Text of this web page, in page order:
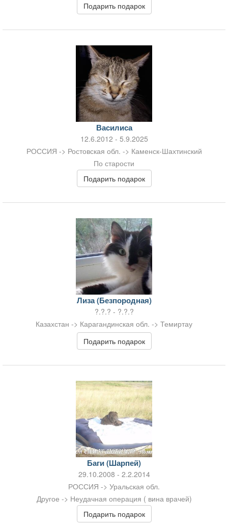
Подарить подарок
Василиса
12.6.2012 - 5.9.2025
РОССИЯ -> Ростовская обл. -> Каменск-Шахтинский
По старости
Подарить подарок
Лиза (Безпородная)
?.?.? - ?.?.?
Казахстан -> Карагандинская обл. -> Темиртау
Подарить подарок
Баги (Шарпей)
29.10.2008 - 2.2.2014
РОССИЯ -> Уральская обл.
Другое -> Неудачная операция ( вина врачей)
Подарить подарок